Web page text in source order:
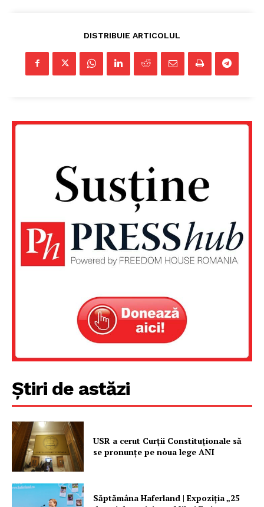
Un proiect
FREEDOM HOUSE ROMÂNIA
PRESShub
Despre noi / Echipa
Proiecte editoriale
Rețea
DISTRIBUIE ARTICOLUL
Știri de astăzi
USR a cerut Curții Constituționale să
se pronunțe pe noua lege ANI
Săptămâna Haferland | Expoziţia „25